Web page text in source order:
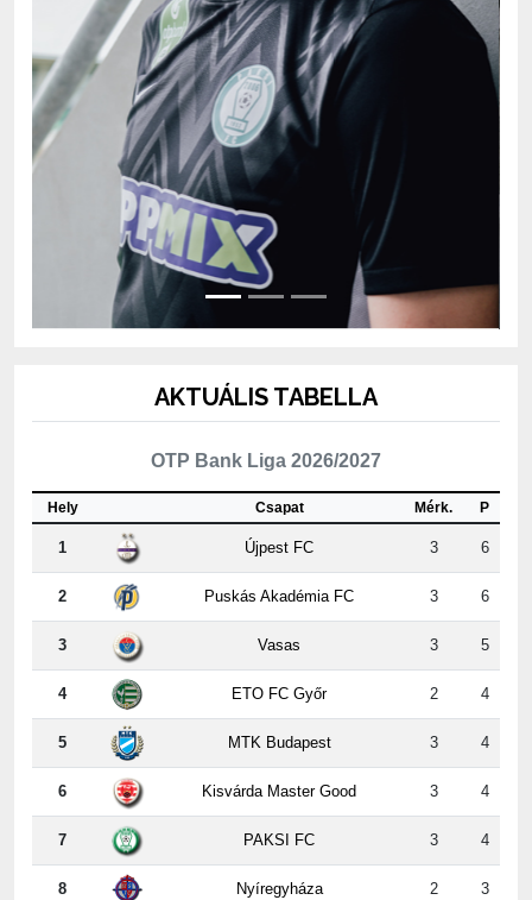
OTP Bank Liga 2026/2027
Csapat
1 Újpest FC 3 6
2 Puskás Akadémia FC 3 6
3 Vasas 3 5
4 ETO FC Győr 2 4
5 MTK Budapest 3 4
6 Kisvárda Master Good 3 4
7 PAKSI FC 3 4
8 Nyíregyháza 2 3
9 ZTE FC 3 3